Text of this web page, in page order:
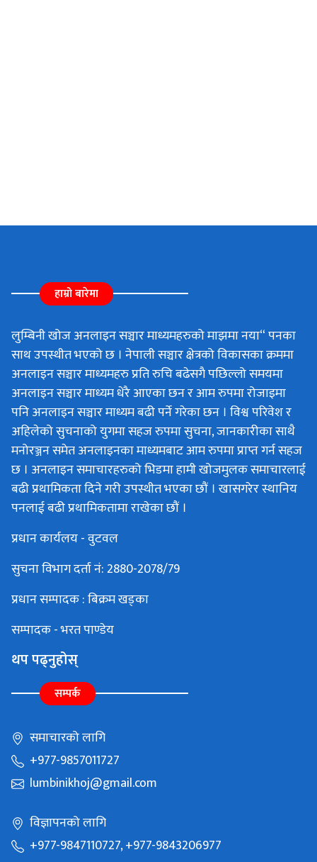
हाम्रो बारेमा
लुम्बिनी खोज अनलाइन सञ्चार माध्यमहरुको माझमा नया“ पनका
साथ उपस्थीत भएको छ । नेपाली सञ्चार क्षेत्रको विकासका क्रममा
अनलाइन सञ्चार माध्यमहरु प्रति रुचि बढेसगै पछिल्लो समयमा
अनलाइन सञ्चार माध्यम धेरै आएका छन र आम रुपमा रोजाइमा
पनि अनलाइन सञ्चार माध्यम बढी पर्ने गरेका छन । विश्व परिवेश र
अहिलेको सुचनाको युगमा सहज रुपमा सुचना, जानकारीका साथै
मनोरञ्जन समेत अनलाइनका माध्यमबाट आम रुपमा प्राप्त गर्न सहज
छ । अनलाइन समाचारहरुको भिडमा हामी खोजमुलक समाचारलाई
बढी प्रथामिकता दिने गरी उपस्थीत भएका छौं । खासगरेर स्थानिय
पनलाई बढी प्रथामिकतामा राखेका छौं ।
प्रधान कार्यलय - वुटवल
सुचना विभाग दर्ता नं: 2880-2078/79
प्रधान सम्पादक : बिक्रम खड्का
सम्पादक - भरत पाण्डेय
थप पढ्नुहोस्
सम्पर्क
समाचारको लागि
+977-9857011727
lumbinikhoj@gmail.com
विज्ञापनको लागि
+977-9847110727, +977-9843206977